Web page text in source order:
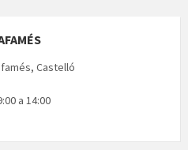
Castelló
a 14:00